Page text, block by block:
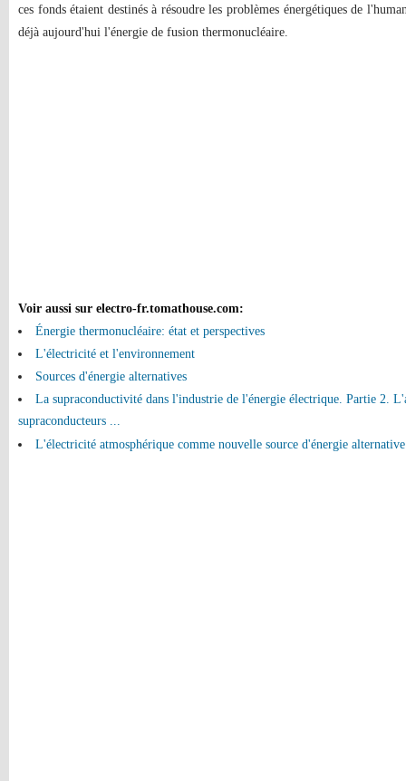
ces fonds étaient destinés à résoudre les problèmes énergétiques de
déjà aujourd'hui l'énergie de fusion thermonucléaire.
Voir aussi sur electro-fr.tomathouse.com:
Énergie thermonucléaire: état et perspectives
L'électricité et l'environnement
Sources d'énergie alternatives
La supraconductivité dans l'industrie de l'énergie électrique. Partie 2.
supraconducteurs ...
L'électricité atmosphérique comme nouvelle source d'énergie alternative